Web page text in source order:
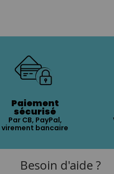
Paiement
sécurisé
Par CB, PayPal,
virement bancaire
Besoin d'aide ?